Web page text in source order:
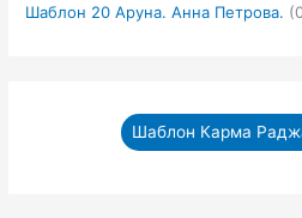
Шаблон 20 Аруна. Анна Петрова.
Шаблон Карма